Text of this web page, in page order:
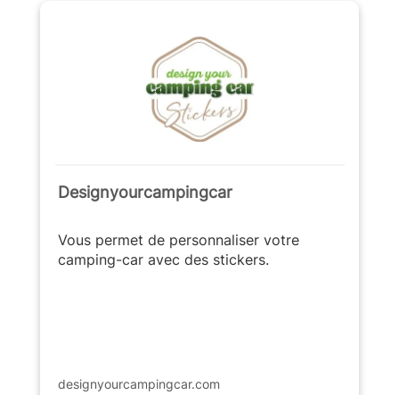
designyourcampingcar.com
Designyourcampingcar
Vous permet de personnaliser votre
camping-car avec des stickers.